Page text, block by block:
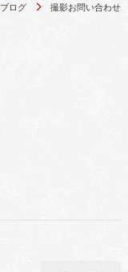
ブログ 撮影お問い合わせ